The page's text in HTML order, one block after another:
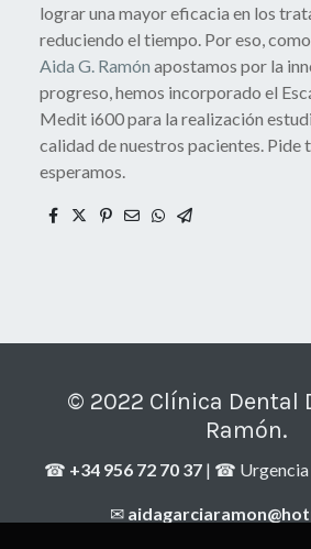
lograr una mayor eficacia en los
reduciendo el tiempo. Por eso,
Aida G. Ramón apostamos por la
progreso, hemos incorporado el
Medit i600 para la realización
calidad de nuestros pacientes. Pide
esperamos.
© 2022 Clínica Dental
Ramón.
☎ +34 956 72 70 37 | ☎ Urgencia
✉